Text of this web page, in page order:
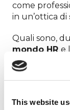
This website
come
in un’ottica di
Quali sono,
mondo HR e
quali sono i
lavoro?
realizzato